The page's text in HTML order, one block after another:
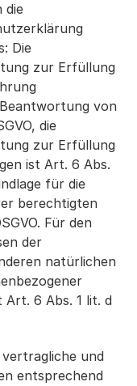
die
Die
zur Erfüllung
von
die
zur Erfüllung
ist Art. 6 Abs.
für die
berechtigten
Für den
der
natürlichen
6 Abs. 1 lit. d
und
entsprechend